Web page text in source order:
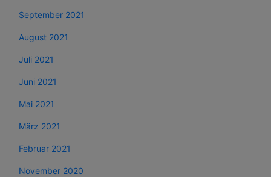
September 2021
August 2021
Juli 2021
Juni 2021
Mai 2021
März 2021
Februar 2021
November 2020